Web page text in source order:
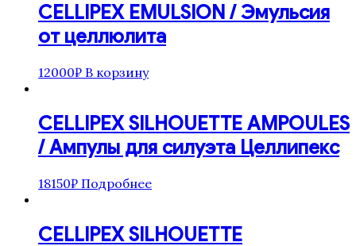
CELLIPEX EMULSION / Эмульсия
от целлюлита
12000₽ В корзину
CELLIPEX SILHOUETTE AMPOULES
/ Ампулы для силуэта Целлипекс
18150₽ Подробнее
CELLIPEX SILHOUETTE